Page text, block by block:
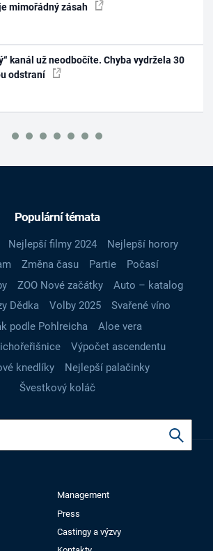
mimořádný zásah
kanál už neodbočíte. Chyba vydržela 30
odstraní
Populární témata
Nejlepší filmy 2024
Nejlepší horory
Změna času Partie
Počasí
ZOO Nové začátky
Auto – katalog
Dědka
Volby 2025
Svařené víno
podle Pohlreicha
Aloe vera
Výpočet ascendentu
knedlíky
Nejlepší palačinky
Švestkový koláč
Management
Press
Castingy a výzvy